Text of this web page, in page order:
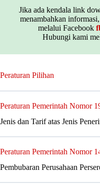
Jika ada kendala link
menambahkan
melalui Facebook
Hubungi kami
Peraturan Pilihan
Peraturan Pemerintah Nomor
Jenis dan Tarif atas Jenis
Peraturan Pemerintah Nomor
Pembubaran Perusahaan